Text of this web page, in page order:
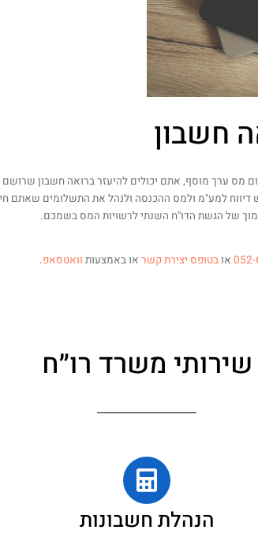
חשבון
ערך מוסף, אתם יכולים להיעזר ברואה חשבון
למע"מ ולמס ההכנסה ולנהל את התשלומים שאתם
של הגשת הדו"ח השנתי לרשויות המס בשמכם.
אובטופס יצירת קשר או באמצעות וואטסאפ.
שירותי משרד רו״ח
הנהלת חשבונות